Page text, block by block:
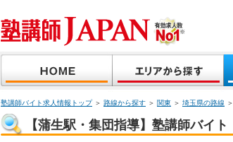
塾講師バイト求人情報トップ＞ 路線から探す ＞ 関東 ＞ 埼玉県の路線 ＞
【蒲生駅・集団指導】塾講師バイ